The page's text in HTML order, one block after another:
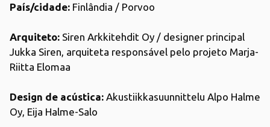
País/cidade: Finlândia / Porvoo
Arquiteto: Siren Arkkitehdit Oy / designer principal
Jukka Siren, arquiteta responsável pelo projeto Marja-
Riitta Elomaa
Design de acústica: Akustiikkasuunnittelu Alpo Halme
Oy, Eija Halme-Salo